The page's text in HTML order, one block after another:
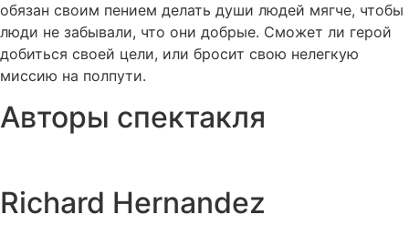
обязан своим пением делать души людей мягче, чтобы
люди не забывали, что они добрые. Сможет ли герой
добиться своей цели, или бросит свою нелегкую
миссию на полпути.
Авторы спектакля
Richard Hernandez